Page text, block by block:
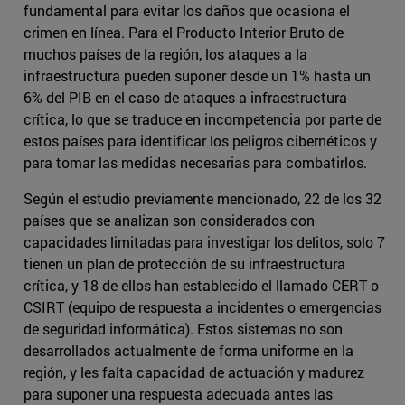
fundamental para evitar los daños que ocasiona el
crimen en línea. Para el Producto Interior Bruto de
muchos países de la región, los ataques a la
infraestructura pueden suponer desde un 1% hasta un
6% del PIB en el caso de ataques a infraestructura
crítica, lo que se traduce en incompetencia por parte de
estos países para identificar los peligros cibernéticos y
para tomar las medidas necesarias para combatirlos.
Según el estudio previamente mencionado, 22 de los 32
países que se analizan son considerados con
capacidades limitadas para investigar los delitos, solo 7
tienen un plan de protección de su infraestructura
crítica, y 18 de ellos han establecido el llamado CERT o
CSIRT (equipo de respuesta a incidentes o emergencias
de seguridad informática). Estos sistemas no son
desarrollados actualmente de forma uniforme en la
región, y les falta capacidad de actuación y madurez
para suponer una respuesta adecuada antes las